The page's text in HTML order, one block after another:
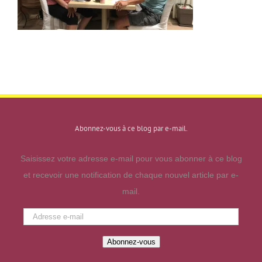
Abonnez-vous à ce blog par e-mail.
Saisissez votre adresse e-mail pour vous abonner à ce blog
et recevoir une notification de chaque nouvel article par e-
mail.
Adresse
Abonnez-vous